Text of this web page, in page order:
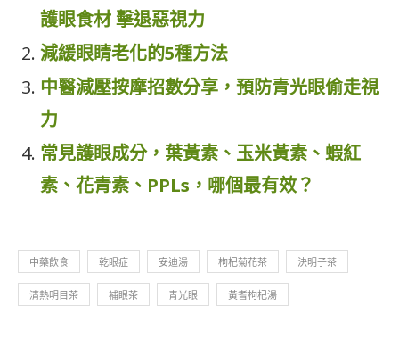
護眼食材 擊退惡視力
減緩眼睛老化的5種方法
中醫減壓按摩招數分享，預防青光眼偷走視
力
常見護眼成分，葉黃素、玉米黃素、蝦紅
素、花青素、PPLs，哪個最有效？
中藥飲食 乾眼症 安迪湯 枸杞菊花茶 決明子茶
清熱明目茶 補眼茶 青光眼 黃耆枸杞湯